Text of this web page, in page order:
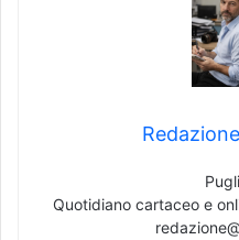
Quotidiano cartaceo e